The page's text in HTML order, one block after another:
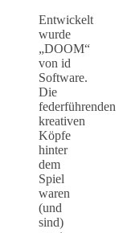
Entwickelt
wurde
„DOOM“
von id
Software.
Die
federführenden
kreativen
Köpfe
hinter
dem
Spiel
waren
(und
sind)